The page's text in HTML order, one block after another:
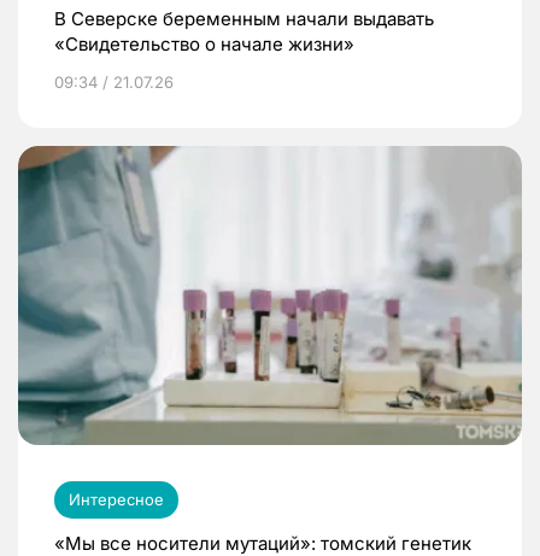
В Северске беременным начали выдавать
«Свидетельство о начале жизни»
09:34 / 21.07.26
Интересное
«Мы все носители мутаций»: томский генетик